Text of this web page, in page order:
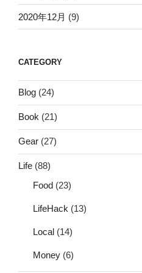
2020年12月 (9)
CATEGORY
Blog (24)
Book (21)
Gear (27)
Life (88)
Food (23)
LifeHack (13)
Local (14)
Money (6)